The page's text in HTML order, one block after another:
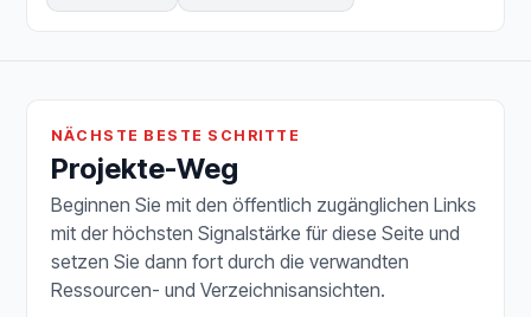
NÄCHSTE BESTE SCHRITTE
Projekte-Weg
Beginnen Sie mit den öffentlich zugänglichen Links
mit der höchsten Signalstärke für diese Seite und
setzen Sie dann fort durch die verwandten
Ressourcen- und Verzeichnisansichten.